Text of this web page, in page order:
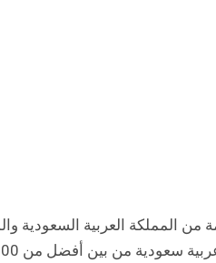
أن تتعرف على أفضل 5 منح دولية مقدمة من المملكة